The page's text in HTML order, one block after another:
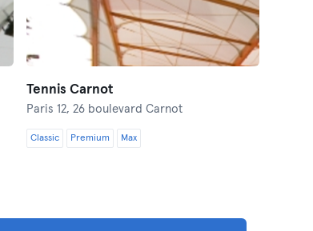
Tennis Carnot
Paris 12,26 boulevard Carnot
Classic Premium Max